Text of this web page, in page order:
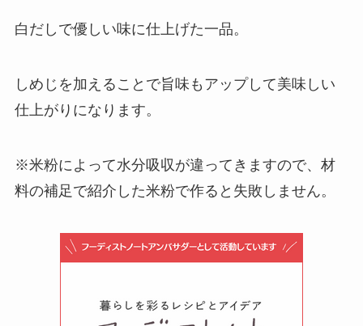
白だしで優しい味に仕上げた一品。
しめじを加えることで旨味もアップして美味しい
仕上がりになります。
※米粉によって水分吸収が違ってきますので、材
料の補足で紹介した米粉で作ると失敗しません。